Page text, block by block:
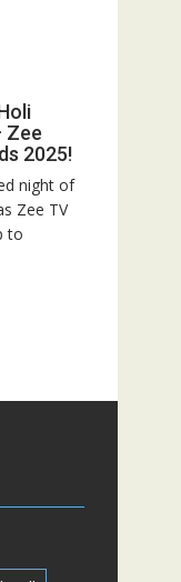
Zee
2025!
night of
Zee TV
to